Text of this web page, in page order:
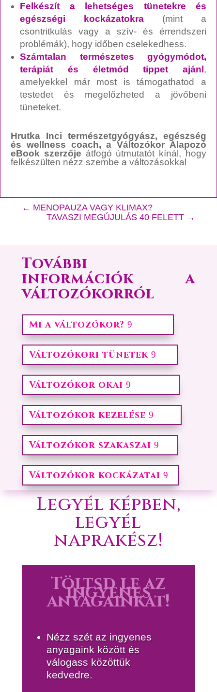
Felkészít a lehetséges tünetekre és
egészségi kockázatokra (mint a
csontritkulás vagy a szív- és érrendszeri
problémák), hogy időben cselekedhess.
Számtalan természetes gyógymódot,
terápiát és életmód tippet ajánl ,
amelyekkel már most is támogathatod a
testedet és megelőzheted a jövőbeni
tüneteket.
Hrutka Inci természetgyógyász, egészség
és wellness coach, a Változókor Alapozó
eBook szerzője átfogó útmutatót kínál, hogy
felkészülten nézz szembe a változásokkal
← MENOPAUZA VAGY KLIMAX?
TAVASZI MEGÚJULÁS 40 FELETT →
További
információk a
változókorról
Mi a változókor?
Változókori tünetek
Változókor okai
Változókor kezelése
Változókor szakaszai
Változókor kockázatai
Legyél képben,
legyél
naprakész!
Töltsd le az
ingyenes
anyagainkat!
Nézz szét az ingyenes
anyagaink között és
válogass közöttük
kedvedre.